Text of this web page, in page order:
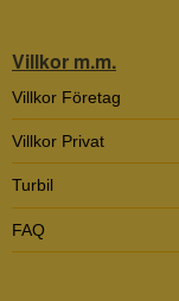
Villkor m.m.
Villkor Företag
Villkor Privat
Turbil
FAQ